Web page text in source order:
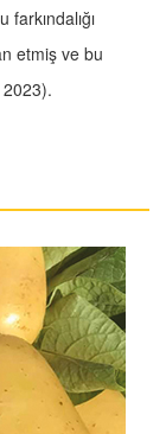
etmiş ve bu
2023).